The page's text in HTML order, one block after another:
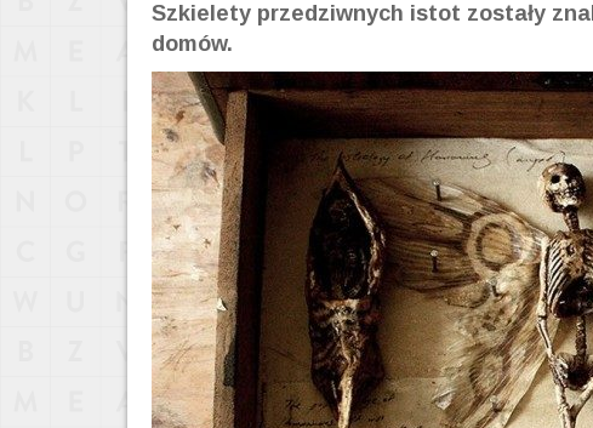
Szkielety przedziwnych istot zostały
domów.